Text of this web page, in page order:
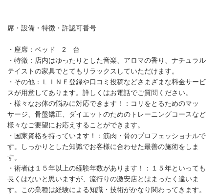
席・設備・特徴・許認可番号
・座席：ベッド 2 台
・特徴：店内はゆったりとした音楽、アロマの香り、ナチュラル
テイストの家具でとてもリラックスしていただけます。
・その他：ＬＩＮＥ登録や口コミ投稿などさまざまな料金サービ
スが用意してあります。詳しくはお電話でご質問ください。
・様々なお体の悩みに対応できます！：コリをとるためのマッ
サージ、骨盤矯正、ダイエットのためのトレーニングコースなど
様々なご要望にお応えすることができます。
・国家資格を持っています！：筋肉・骨のプロフェッショナルで
す。しっかりとした知識でお客様に合わせた最善の施術をしま
す。
・術者は１５年以上の経験年数があります！：１５年といっても
長くはないと思いますが、流行りの激安店とはまったく違いま
す。この業種は経験による知識・技術がかなり関わってきます。